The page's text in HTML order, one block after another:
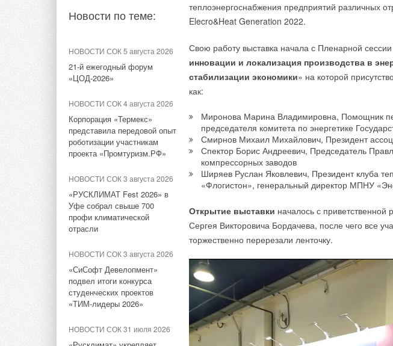
Новости по теме:
НОВОСТИ СОК 5 августа 2026
21-й ежегодный форум
«ЦОД-2026»
НОВОСТИ СОК 4 августа 2026
Корпорация «Термекс»
представила передовой опыт
роботизации участникам
проекта «Промтуризм.РФ»
НОВОСТИ СОК 3 августа 2026
«РУСКЛИМАТ Fest 2026» в
Уфе собрал свыше 700
профи климатической
отрасли
НОВОСТИ СОК 3 августа 2026
«СиСофт Девелопмент»
подвел итоги конкурса
студенческих проектов
«ТИМ-лидеры 2026»
НОВОСТИ СОК 31 июля 2026
теплоэнергоснабжения предприятий различных
Elecro&Heat Generation 2022.
Свою работу выставка начала с Пленарной
инновации и локализация производства в
стабилизации экономики» на которой
как:
Миронова Марина Владимировна, Помощник
председателя комитета по энергетике
Смирнов Михаил Михайлович, Президент
Спектор Борис Андреевич, Председатель
компрессорных заводов
Ширяев Руслан Яковлевич, Президент клуба
«Флогистон», генеральный директор МПНУ
Открытие выставки началось с приветственной
Сергея Викторовича Бордачева, после чего все
торжественно перерезали ленточку.
Абагайтуйскую СЭС
Учёные ЮУрГУ создали
каскадную установку,
объединяющую солнечную и
геотермальную энергию
НОВОСТИ СОК 6 августа 2026
Для Арктики создали
технологию защиты
ветрогенераторов от аварий
НОВОСТИ СОК 5 августа 2026
Гибридный тепловой насос
PV/T с одним общим
испарителем
Тепловые насосы в связке с
солнечной генерацией и
накопителем снижают
потребление на 60%
США запретили
использование иностранных
Калифорнийский технологический институт
в размере 100 миллионов долларов для запуска
фермы на орбиту.
Исследователи проекта стремятся разработать
круглосуточно и без выходных получать
строят современные сверхлегкие конструкции,
передавать энергию на Землю с орбиты.
Новые душевые ограждения
Tour от SANTREK AQUA
НОВОСТИ СОК 26 июля 2023
Вышел новый каталог
смесителей SANTREK AQUA
- 2023
НОВОСТИ СОК 28 июня 2023
Новые мраморные
умывальники SANTREK
AQUA
НОВОСТИ СОК 16 июня 2023
В «Сантрек» появились
радиаторы OASIS PRO
Новые скважинные оголовки
от Джилекс в Сантрек
«Сантрек» представил новые
смесители от D&K
В ассортименте «Сантрек» появились
алюминиевые радиаторы собственной торговой
секционные радиаторы Santrek Termo —
приборы, отвечающие европейским и российским